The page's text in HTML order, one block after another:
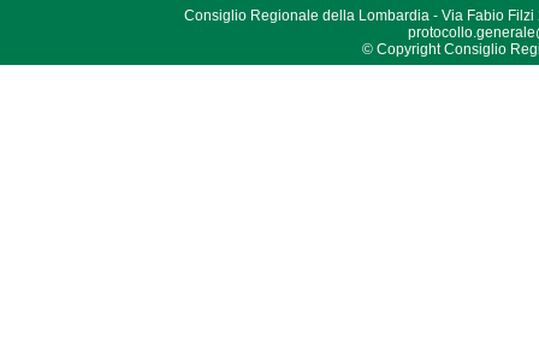
Consiglio Regionale della Lombardia - Via Fabio Filzi
© Copyright Consiglio